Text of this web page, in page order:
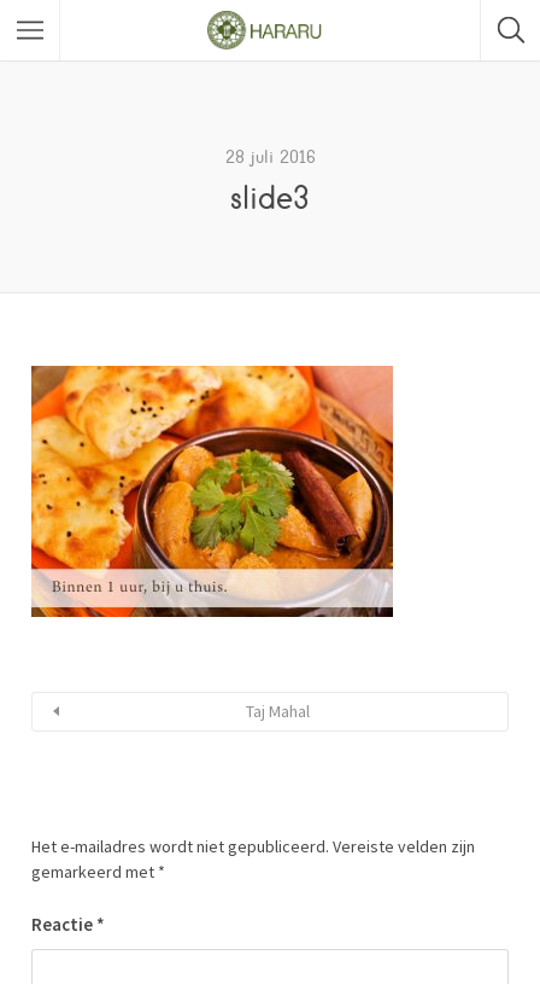
28 juli 2016
slide3
Taj Mahal
Het e-mailadres wordt niet gepubliceerd. Vereiste velden zijn
gemarkeerd met *
Reactie *